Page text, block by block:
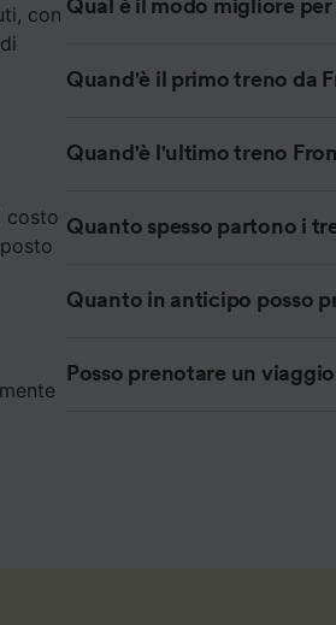
con
costo
Qual è il modo migliore
Quand'è il primo treno da
Quand'è l'ultimo treno
Quanto spesso partono i
Quanto in anticipo posso
Posso prenotare un